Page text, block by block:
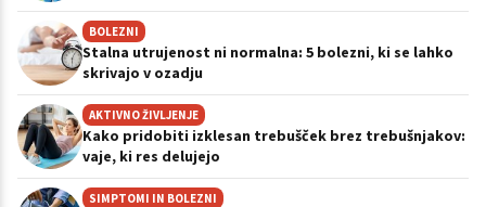
BOLEZNI
Stalna utrujenost ni normalna: 5 bolezni, ki se lahko
skrivajo v ozadju
AKTIVNO ŽIVLJENJE
Kako pridobiti izklesan trebušček brez trebušnjakov:
vaje, ki res delujejo
SIMPTOMI IN BOLEZNI